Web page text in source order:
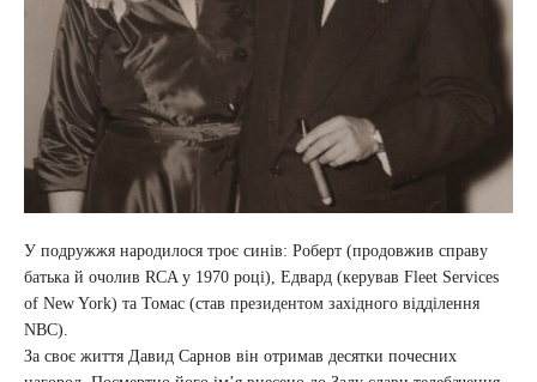
У подружжя народилося троє синів: Роберт (продовжив справу
батька й очолив RCA у 1970 році), Едвард (керував Fleet Services
of New York) та Томас (став президентом західного відділення
NBC).
За своє життя Давид Сарнов він отримав десятки почесних